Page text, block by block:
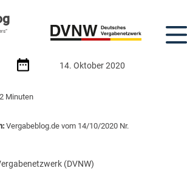
14. Oktober 2020
2 Minuten
Vergabeblog.de vom 14/10/2020 Nr.
(DVNW)